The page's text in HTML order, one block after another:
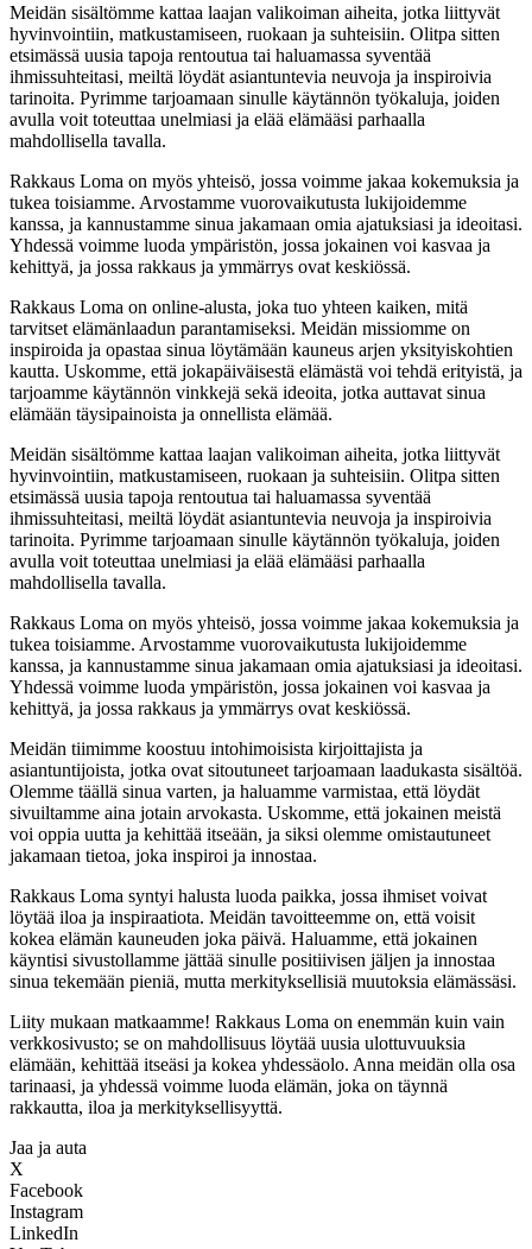
Meidän sisältömme kattaa laajan valikoiman aiheita, jotka liittyvät
hyvinvointiin, matkustamiseen, ruokaan ja suhteisiin. Olitpa sitten
etsimässä uusia tapoja rentoutua tai haluamassa syventää
ihmissuhteitasi, meiltä löydät asiantuntevia neuvoja ja inspiroivia
tarinoita. Pyrimme tarjoamaan sinulle käytännön työkaluja, joiden
avulla voit toteuttaa unelmiasi ja elää elämääsi parhaalla
mahdollisella tavalla.
Rakkaus Loma on myös yhteisö, jossa voimme jakaa kokemuksia ja
tukea toisiamme. Arvostamme vuorovaikutusta lukijoidemme
kanssa, ja kannustamme sinua jakamaan omia ajatuksiasi ja ideoitasi.
Yhdessä voimme luoda ympäristön, jossa jokainen voi kasvaa ja
kehittyä, ja jossa rakkaus ja ymmärrys ovat keskiössä.
Rakkaus Loma on online-alusta, joka tuo yhteen kaiken, mitä
tarvitset elämänlaadun parantamiseksi. Meidän missiomme on
inspiroida ja opastaa sinua löytämään kauneus arjen yksityiskohtien
kautta. Uskomme, että jokapäiväisestä elämästä voi tehdä erityistä, ja
tarjoamme käytännön vinkkejä sekä ideoita, jotka auttavat sinua
elämään täysipainoista ja onnellista elämää.
Meidän sisältömme kattaa laajan valikoiman aiheita, jotka liittyvät
hyvinvointiin, matkustamiseen, ruokaan ja suhteisiin. Olitpa sitten
etsimässä uusia tapoja rentoutua tai haluamassa syventää
ihmissuhteitasi, meiltä löydät asiantuntevia neuvoja ja inspiroivia
tarinoita. Pyrimme tarjoamaan sinulle käytännön työkaluja, joiden
avulla voit toteuttaa unelmiasi ja elää elämääsi parhaalla
mahdollisella tavalla.
Rakkaus Loma on myös yhteisö, jossa voimme jakaa kokemuksia ja
tukea toisiamme. Arvostamme vuorovaikutusta lukijoidemme
kanssa, ja kannustamme sinua jakamaan omia ajatuksiasi ja ideoitasi.
Yhdessä voimme luoda ympäristön, jossa jokainen voi kasvaa ja
kehittyä, ja jossa rakkaus ja ymmärrys ovat keskiössä.
Meidän tiimimme koostuu intohimoisista kirjoittajista ja
asiantuntijoista, jotka ovat sitoutuneet tarjoamaan laadukasta sisältöä.
Olemme täällä sinua varten, ja haluamme varmistaa, että löydät
sivuiltamme aina jotain arvokasta. Uskomme, että jokainen meistä
voi oppia uutta ja kehittää itseään, ja siksi olemme omistautuneet
jakamaan tietoa, joka inspiroi ja innostaa.
Rakkaus Loma syntyi halusta luoda paikka, jossa ihmiset voivat
löytää iloa ja inspiraatiota. Meidän tavoitteemme on, että voisit
kokea elämän kauneuden joka päivä. Haluamme, että jokainen
käyntisi sivustollamme jättää sinulle positiivisen jäljen ja innostaa
sinua tekemään pieniä, mutta merkityksellisiä muutoksia elämässäsi.
Liity mukaan matkaamme! Rakkaus Loma on enemmän kuin vain
verkkosivusto; se on mahdollisuus löytää uusia ulottuvuuksia
elämään, kehittää itseäsi ja kokea yhdessäolo. Anna meidän olla osa
tarinaasi, ja yhdessä voimme luoda elämän, joka on täynnä
rakkautta, iloa ja merkityksellisyyttä.
Jaa ja auta
X
Facebook
Instagram
LinkedIn